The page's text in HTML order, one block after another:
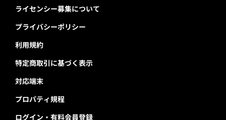
ライセンシー募集について
プライバシーポリシー
利用規約
特定商取引に基づく表示
対応端末
プロパティ規程
ログイン・有料会員登録